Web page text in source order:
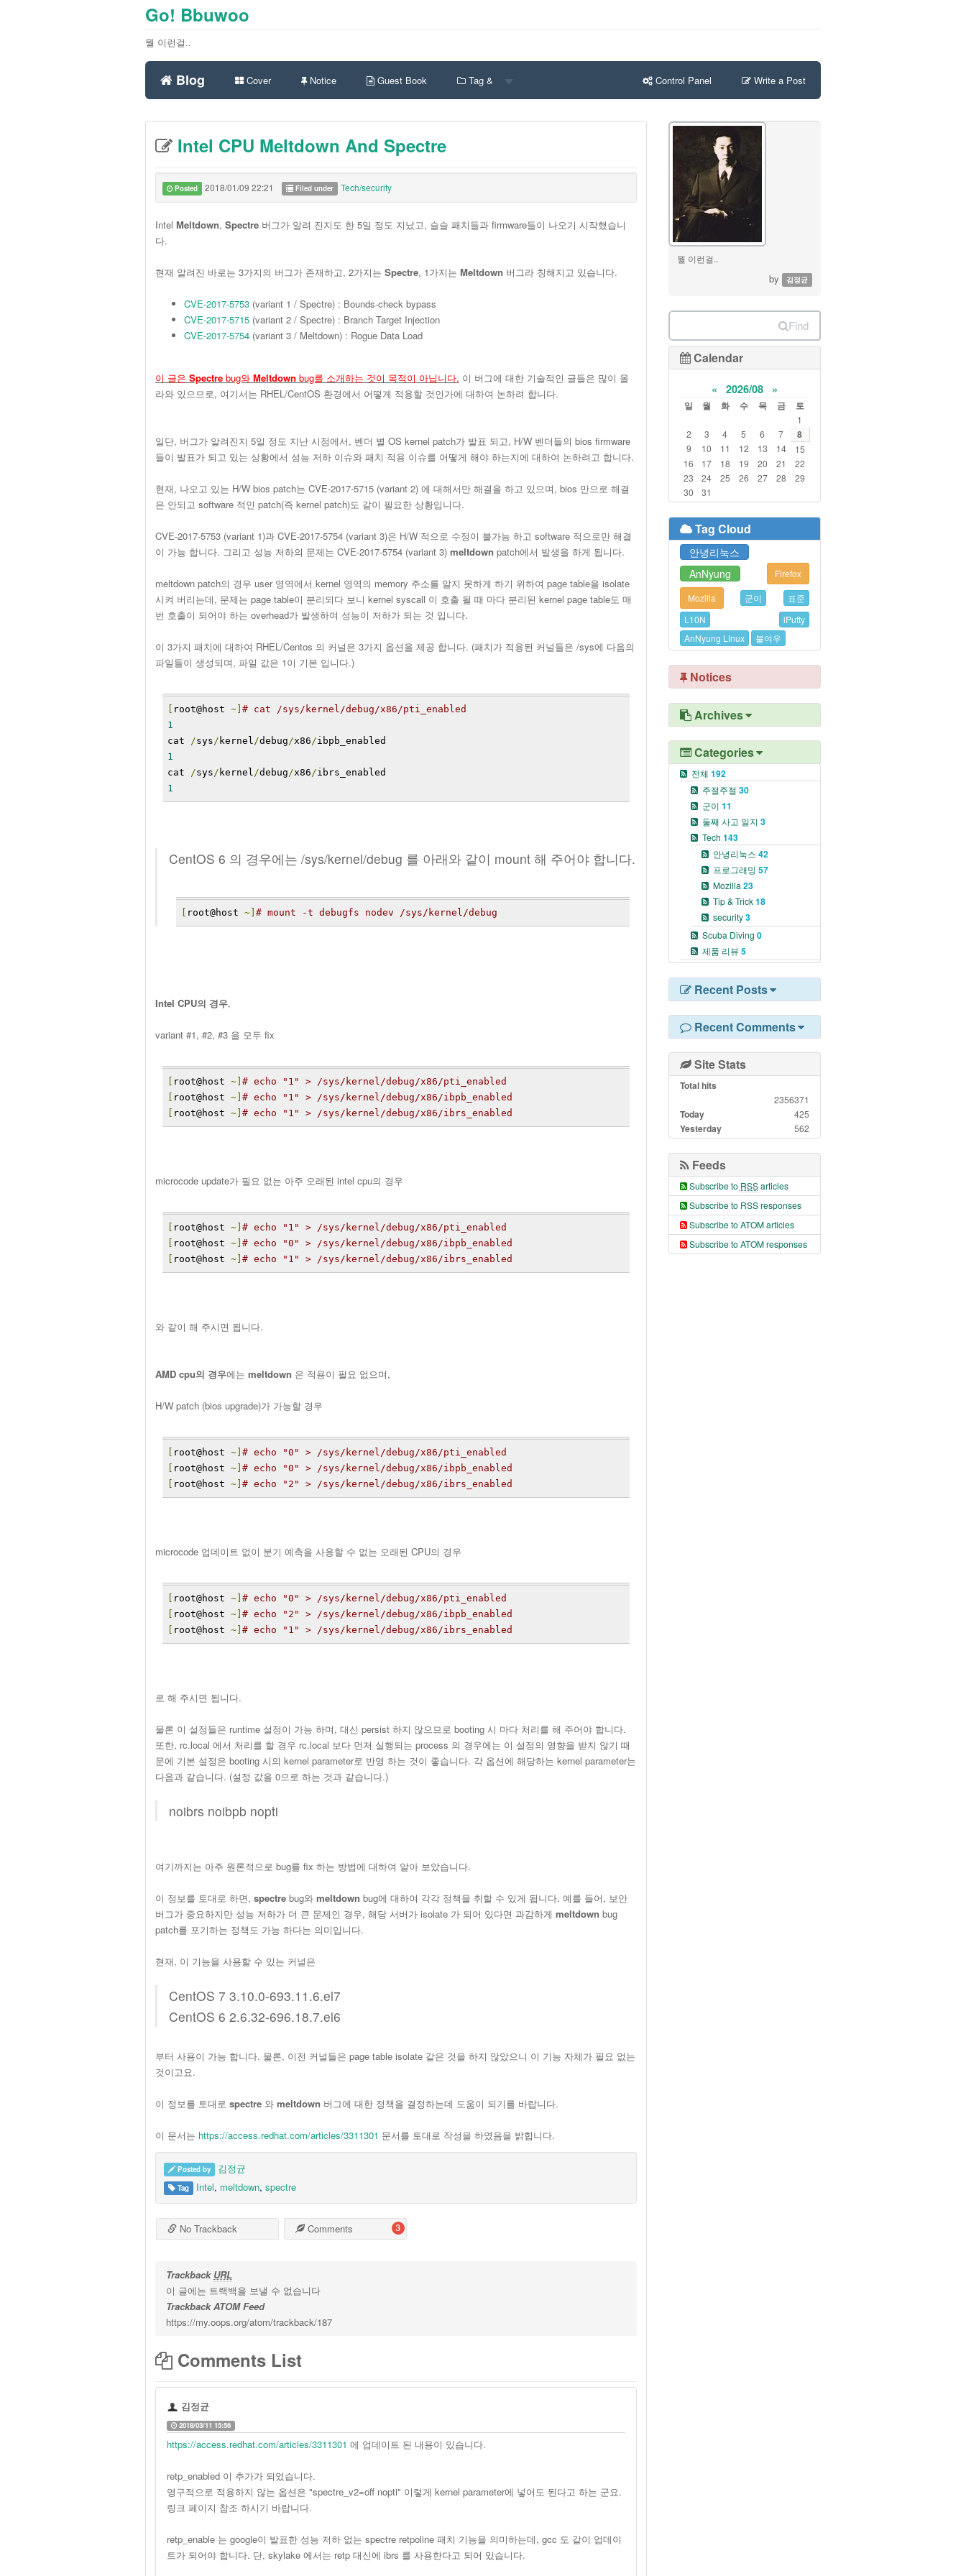
Go! Bbuwoo
뭘 이런걸..
Blog Cover Notice Guest Book Tag & Control Panel Write a Post
Intel CPU Meltdown And Spectre
Posted 2018/01/09 22:21 Filed under Tech/security
Intel Meltdown, Spectre 버그가 알려 진지도 한 5일 정도 지났고, 슬슬 패치들과 firmware들이 나오기 시작했습니
다.
현재 알려진 바로는 3가지의 버그가 존재하고, 2가지는 Spectre, 1가지는 Meltdown 버그라 칭해지고 있습니다.
CVE-2017-5753 (variant 1 / Spectre) : Bounds-check bypass
CVE-2017-5715 (variant 2 / Spectre) : Branch Target Injection
CVE-2017-5754 (variant 3 / Meltdown) : Rogue Data Load
이 글은 Spectre bug와 Meltdown bug를 소개하는 것이 목적이 아닙니다. 이 버그에 대한 기술적인 글들은 많이 올
라와 있으므로, 여기서는 RHEL/CentOS 환경에서 어떻게 적용할 것인가에 대하여 논하려 합니다.
일단, 버그가 알려진지 5일 정도 지난 시점에서, 벤더 별 OS kernel patch가 발표 되고, H/W 벤더들의 bios firmware
들이 발표가 되고 있는 상황에서 성능 저하 이슈와 패치 적용 이슈를 어떻게 해야 하는지에 대하여 논하려고 합니다.
현재, 나오고 있는 H/W bios patch는 CVE-2017-5715 (variant 2) 에 대해서만 해결을 하고 있으며, bios 만으로 해결
은 안되고 software 적인 patch(즉 kernel patch)도 같이 필요한 상황입니다.
CVE-2017-5753 (variant 1)과 CVE-2017-5754 (variant 3)은 H/W 적으로 수정이 불가능 하고 software 적으로만 해결
이 가능 합니다. 그리고 성능 저하의 문제는 CVE-2017-5754 (variant 3) meltdown patch에서 발생을 하게 됩니다.
meltdown patch의 경우 user 영역에서 kernel 영역의 memory 주소를 알지 못하게 하기 위하여 page table을 isolate
시켜 버리는데, 문제는 page table이 분리되다 보니 kernel syscall 이 호출 될 때 마다 분리된 kernel page table도 매
번 호출이 되어야 하는 overhead가 발생하여 성능이 저하가 되는 것 입니다.
이 3가지 패치에 대하여 RHEL/Centos 의 커널은 3가지 옵션을 제공 합니다. (패치가 적용된 커널들은 /sys에 다음의
파일들이 생성되며, 파일 값은 1이 기본 입니다.)
root@host ~] # cat /sys/kernel/debug/x86/pti_enabled
1
cat /sys/ kernel/debug/x86/ibpb_enabled
1
cat /sys/ kernel/debug/x86/ibrs_enabled
1
CentOS 6 의 경우에는 /sys/kernel/debug 를 아래와 같이 mount 해 주어야 합니다.
root@host ~] # mount -t debugfs nodev /sys/kernel/debug
Intel CPU의 경우,
variant #1, #2, #3 을 모두 fix
root@host ~] # echo "1" > /sys/kernel/debug/x86/pti_enabled
root@host ~] # echo "1" > /sys/kernel/debug/x86/ibpb_enabled
root@host ~] # echo "1" > /sys/kernel/debug/x86/ibrs_enabled
microcode update가 필요 없는 아주 오래된 intel cpu의 경우
root@host ~] # echo "1" > /sys/kernel/debug/x86/pti_enabled
root@host ~] # echo "0" > /sys/kernel/debug/x86/ibpb_enabled
root@host ~] # echo "1" > /sys/kernel/debug/x86/ibrs_enabled
와 같이 해 주시면 됩니다.
AMD cpu의 경우에는 meltdown 은 적용이 필요 없으며,
H/W patch (bios upgrade)가 가능할 경우
root@host ~] # echo "0" > /sys/kernel/debug/x86/pti_enabled
root@host ~] # echo "0" > /sys/kernel/debug/x86/ibpb_enabled
root@host ~] # echo "2" > /sys/kernel/debug/x86/ibrs_enabled
microcode 업데이트 없이 분기 예측을 사용할 수 없는 오래된 CPU의 경우
root@host ~] # echo "0" > /sys/kernel/debug/x86/pti_enabled
root@host ~] # echo "2" > /sys/kernel/debug/x86/ibpb_enabled
root@host ~] # echo "1" > /sys/kernel/debug/x86/ibrs_enabled
로 해 주시면 됩니다.
물론 이 설정들은 runtime 설정이 가능 하며, 대신 persist 하지 않으므로 booting 시 마다 처리를 해 주어야 합니다.
또한, rc.local 에서 처리를 할 경우 rc.local 보다 먼저 실행되는 process 의 경우에는 이 설정의 영향을 받지 않기 때
문에 기본 설정은 booting 시의 kernel parameter로 반영 하는 것이 좋습니다. 각 옵션에 해당하는 kernel parameter는
다음과 같습니다. (설정 값을 0으로 하는 것과 같습니다.)
noibrs noibpb nopti
여기까지는 아주 원론적으로 bug를 fix 하는 방법에 대하여 알아 보았습니다.
이 정보를 토대로 하면, spectre bug와 meltdown bug에 대하여 각각 정책을 취할 수 있게 됩니다. 예를 들어, 보안
버그가 중요하지만 성능 저하가 더 큰 문제인 경우, 해당 서버가 isolate 가 되어 있다면 과감하게 meltdown bug
patch를 포기하는 정책도 가능 하다는 의미입니다.
현재, 이 기능을 사용할 수 있는 커널은
CentOS 7 3.10.0-693.11.6.el7
CentOS 6 2.6.32-696.18.7.el6
부터 사용이 가능 합니다. 물론, 이전 커널들은 page table isolate 같은 것을 하지 않았으니 이 기능 자체가 필요 없는
것이고요.
이 정보를 토대로 spectre 와 meltdown 버그에 대한 정책을 결정하는데 도움이 되기를 바랍니다.
이 문서는 https://access.redhat.com/articles/3311301 문서를 토대로 작성을 하였음을 밝힙니다.
Posted by 김정균
Tag Intel, meltdown, spectre
No Trackback Comments 3
Trackback URL
이 글에는 트랙백을 보낼 수 없습니다
Trackback ATOM Feed
https://my.oops.org/atom/trackback/187
Comments List
김정균
2018/03/11 15:56
https://access.redhat.com/articles/3311301 에 업데이트 된 내용이 있습니다.
retp_enabled 이 추가가 되었습니다.
영구적으로 적용하지 않는 옵션은 "spectre_v2=off nopti" 이렇게 kernel parameter에 넣어도 된다고 하는 군요.
링크 페이지 참조 하시기 바랍니다.
retp_enable 는 google이 발표한 성능 저하 없는 spectre retpoline 패치 기능을 의미하는데, gcc 도 같이 업데이
트가 되어야 합니다. 단, skylake 에서는 retp 대신에 ibrs 를 사용한다고 되어 있습니다.
뭘 이런걸..
by 김정균
Find
Calendar
« 2026/08 »
일 월 화 수 목 금 토
1
2
3 4 5 6 7 8
9 10 11 12 13 14
15
16
17 18 19 20 21
22
23
24 25 26 27 28
29
30
31
Tag Cloud
안녕리눅스
AnNyung
Firefox
Mozilla
군이
표준
L10N
iPutty
AnNyung LInux
불여우
Notices
Archives
Categories
전체 192
주절주절 30
군이 11
둘째 사고 일지 3
Tech 143
안녕리눅스 42
프로그래밍 57
Mozilla 23
Tip & Trick18
security3
Scuba Diving 0
제품 리뷰 5
Recent Posts
Recent Comments
Site Stats
Total hits
2356371
Today 425
Yesterday 562
Feeds
Subscribe to RSSarticles
Subscribe to RSS responses
Subscribe to ATOM articles
Subscribe to ATOM responses